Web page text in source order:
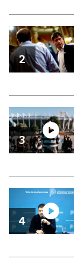
2
3
4